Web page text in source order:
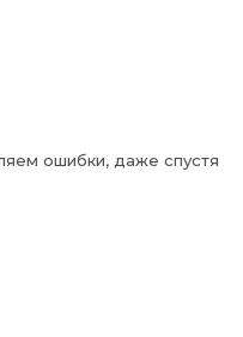
ошибки, даже спустя